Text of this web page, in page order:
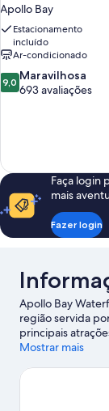
Apollo Bay
Estacionamento
incluído
Ar-condicionado
9.0
de
9,0 Maravilhosa
693 avaliações
Faça login
mais
Fazer login
Apollo Bay
região servida
principais
Lightstation são
Rainforest Walk
Mostrar mais